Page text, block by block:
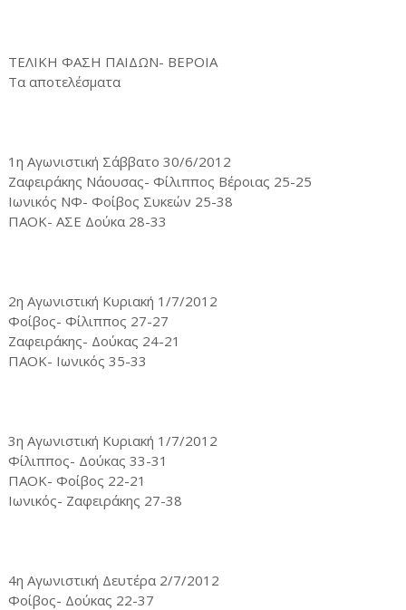
ΤΕΛΙΚΗ ΦΑΣΗ ΠΑΙΔΩΝ- ΒΕΡΟΙΑ
Τα αποτελέσματα
1η Αγωνιστική Σάββατο 30/6/2012
Ζαφειράκης Νάουσας- Φίλιππος Βέροιας 25-25
Ιωνικός ΝΦ- Φοίβος Συκεών 25-38
ΠΑΟΚ- ΑΣΕ Δούκα 28-33
2η Αγωνιστική Κυριακή 1/7/2012
Φοίβος- Φίλιππος 27-27
Ζαφειράκης- Δούκας 24-21
ΠΑΟΚ- Ιωνικός 35-33
3η Αγωνιστική Κυριακή 1/7/2012
Φίλιππος- Δούκας 33-31
ΠΑΟΚ- Φοίβος 22-21
Ιωνικός- Ζαφειράκης 27-38
4η Αγωνιστική Δευτέρα 2/7/2012
Φοίβος- Δούκας 22-37